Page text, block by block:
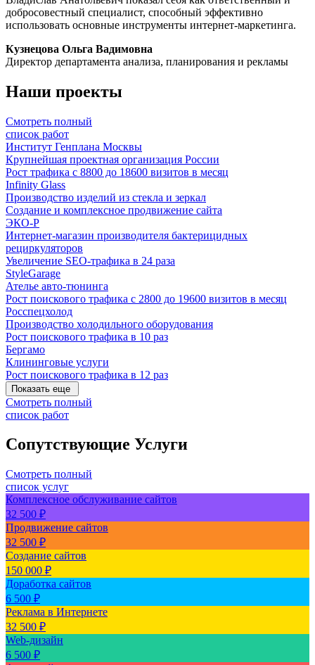
добросовестный специалист, способный эффективно
использовать основные инструменты интернет-маркетинга.
Кузнецова Ольга Вадимовна
Директор департамента анализа, планирования и рекламы
Наши проекты
Смотреть полный
список работ
Институт Генплана Москвы
Крупнейшая проектная организация России
Рост трафика с 8800 до 18600 визитов в месяц
Infinity Glass
Производство изделий из стекла и зеркал
Создание и комплексное продвижение сайта
ЭКО-Р
Интернет-магазин производителя бактерицидных
рециркуляторов
Увеличение SEO-трафика в 24 раза
StyleGarage
Ателье авто-тюнинга
Рост поискового трафика с 2800 до 19600 визитов в месяц
Росспецхолод
Производство холодильного оборудования
Рост поискового трафика в 10 раз
Бергамо
Клининговые услуги
Рост поискового трафика в 12 раз
Показать еще
Смотреть полный
список работ
Сопутствующие Услуги
Смотреть полный
список услуг
Комплексное обслуживание сайтов
32 500 ₽
Продвижение сайтов
32 500 ₽
Создание сайтов
150 000 ₽
Доработка сайтов
6 500 ₽
Реклама в Интернете
32 500 ₽
Web-дизайн
6 500 ₽